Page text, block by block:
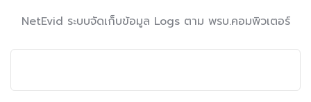
NetEvid ระบบจัดเก็บข้อมูล Logs ตาม พรบ.คอมพิวเตอร์